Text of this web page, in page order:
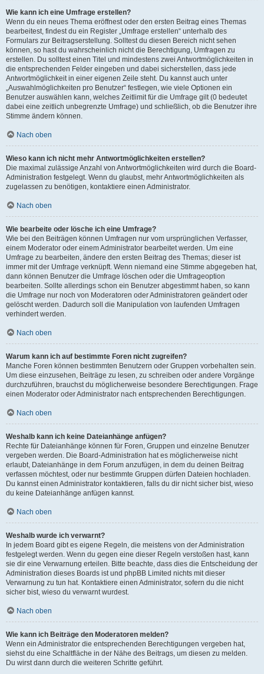
Wie kann ich eine Umfrage erstellen?
Wenn du ein neues Thema eröffnest oder den ersten Beitrag eines Themas
bearbeitest, findest du ein Register „Umfrage erstellen“ unterhalb des
Formulars zur Beitragserstellung. Solltest du diesen Bereich nicht sehen
können, so hast du wahrscheinlich nicht die Berechtigung, Umfragen zu
erstellen. Du solltest einen Titel und mindestens zwei Antwortmöglichkeiten in
die entsprechenden Felder eingeben und dabei sicherstellen, dass jede
Antwortmöglichkeit in einer eigenen Zeile steht. Du kannst auch unter
„Auswahlmöglichkeiten pro Benutzer“ festlegen, wie viele Optionen ein
Benutzer auswählen kann, welches Zeitlimit für die Umfrage gilt (0 bedeutet
dabei eine zeitlich unbegrenzte Umfrage) und schließlich, ob die Benutzer ihre
Stimme ändern können.
Nach oben
Wieso kann ich nicht mehr Antwortmöglichkeiten erstellen?
Die maximal zulässige Anzahl von Antwortmöglichkeiten wird durch die Board-
Administration festgelegt. Wenn du glaubst, mehr Antwortmöglichkeiten als
zugelassen zu benötigen, kontaktiere einen Administrator.
Nach oben
Wie bearbeite oder lösche ich eine Umfrage?
Wie bei den Beiträgen können Umfragen nur vom ursprünglichen Verfasser,
einem Moderator oder einem Administrator bearbeitet werden. Um eine
Umfrage zu bearbeiten, ändere den ersten Beitrag des Themas; dieser ist
immer mit der Umfrage verknüpft. Wenn niemand eine Stimme abgegeben hat,
dann können Benutzer die Umfrage löschen oder die Umfrageoption
bearbeiten. Sollte allerdings schon ein Benutzer abgestimmt haben, so kann
die Umfrage nur noch von Moderatoren oder Administratoren geändert oder
gelöscht werden. Dadurch soll die Manipulation von laufenden Umfragen
verhindert werden.
Nach oben
Warum kann ich auf bestimmte Foren nicht zugreifen?
Manche Foren können bestimmten Benutzern oder Gruppen vorbehalten sein.
Um diese einzusehen, Beiträge zu lesen, zu schreiben oder andere Vorgänge
durchzuführen, brauchst du möglicherweise besondere Berechtigungen. Frage
einen Moderator oder Administrator nach entsprechenden Berechtigungen.
Nach oben
Weshalb kann ich keine Dateianhänge anfügen?
Rechte für Dateianhänge können für Foren, Gruppen und einzelne Benutzer
vergeben werden. Die Board-Administration hat es möglicherweise nicht
erlaubt, Dateianhänge in dem Forum anzufügen, in dem du deinen Beitrag
verfassen möchtest, oder nur bestimmte Gruppen dürfen Dateien hochladen.
Du kannst einen Administrator kontaktieren, falls du dir nicht sicher bist, wieso
du keine Dateianhänge anfügen kannst.
Nach oben
Weshalb wurde ich verwarnt?
In jedem Board gibt es eigene Regeln, die meistens von der Administration
festgelegt werden. Wenn du gegen eine dieser Regeln verstoßen hast, kann
sie dir eine Verwarnung erteilen. Bitte beachte, dass dies die Entscheidung der
Administration dieses Boards ist und phpBB Limited nichts mit dieser
Verwarnung zu tun hat. Kontaktiere einen Administrator, sofern du die nicht
sicher bist, wieso du verwarnt wurdest.
Nach oben
Wie kann ich Beiträge den Moderatoren melden?
Wenn ein Administrator die entsprechenden Berechtigungen vergeben hat,
siehst du eine Schaltfläche in der Nähe des Beitrags, um diesen zu melden.
Du wirst dann durch die weiteren Schritte geführt.